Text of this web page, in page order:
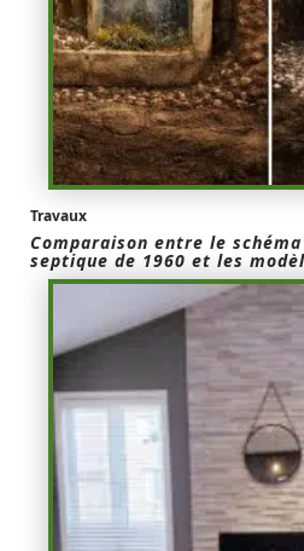
Travaux
Comparaison entre le schéma
septique de 1960 et les